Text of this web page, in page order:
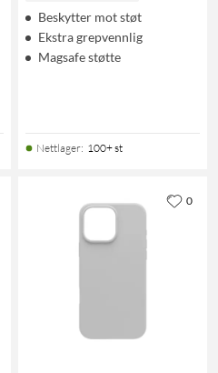
Beskytter mot støt
Ekstra grepvennlig
Magsafe støtte
Nettlager: 100+ st
0